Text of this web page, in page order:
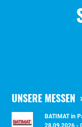
UNSERE MESSEN
BATIMAT in
28.09.2026 -